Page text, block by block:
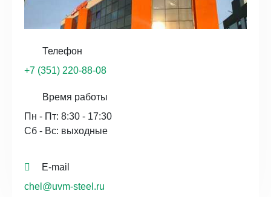
Телефон
+7 (351) 220-88-08
Время работы
Пн - Пт: 8:30 - 17:30
Сб - Вс: выходные
E-mail
chel@uvm-steel.ru